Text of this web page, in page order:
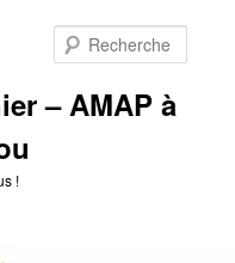
– AMAP à
!